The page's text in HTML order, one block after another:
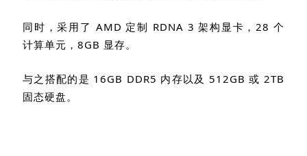
同时，采用了 AMD 定制 RDNA 3 架构显卡 ， 28个
计算单元， 8GB 显存。
与之搭配的是 16GB DDR5 内存以及 512GB或 2TB
固态硬盘。